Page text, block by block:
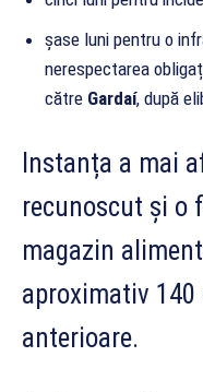
șase luni pentru o
nerespectarea
către Gardaí, după
Instanța a mai
recunoscut și o
magazin
aproximativ
anterioare.